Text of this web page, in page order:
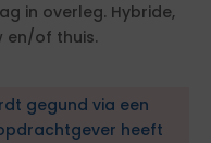
in overleg. Hybride,
en/of thuis.
gegund via een
heeft